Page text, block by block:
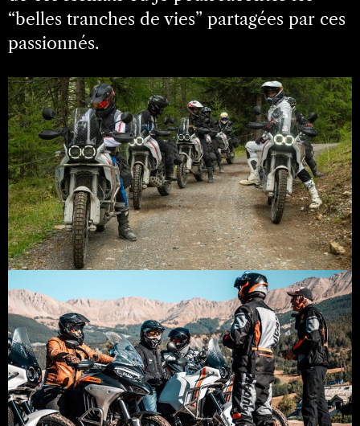
“belles tranches de vies” partagées par ces
passionnés.